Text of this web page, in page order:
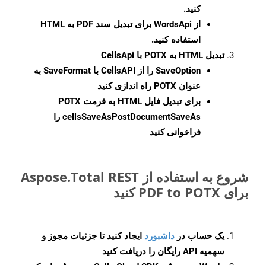
کنید.
از WordsApi برای تبدیل سند PDF به HTML
استفاده کنید.
تبدیل HTML به POTX با CellsApi
SaveOption
را از CellsAPI با SaveFormat به
عنوان POTX راه اندازی کنید
برای تبدیل فایل HTML به فرمت
POTX
cellsSaveAsPostDocumentSaveAs را
فراخوانی کنید
شروع به استفاده از Aspose.Total REST
برای PDF to POTX کنید
یک حساب در داشبورد ایجاد کنید تا جزئیات مجوز و
سهمیه API رایگان را دریافت کنید